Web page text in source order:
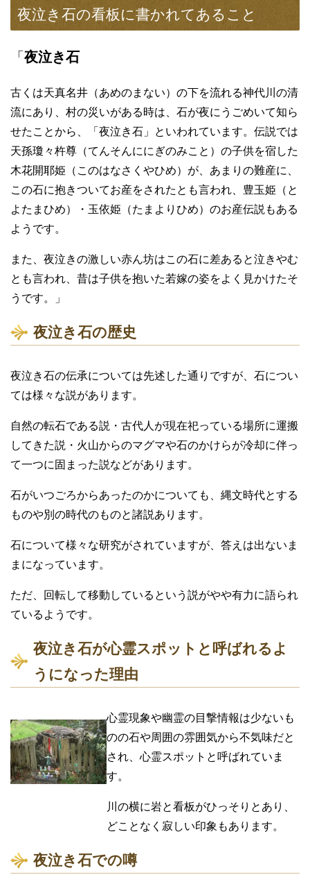
夜泣き石の看板に書かれてあること
「 夜泣き石
古くは天真名井（あめのまない）の下を流れる神代川の清
流にあり、村の災いがある時は、石が夜にうごめいて知ら
せたことから、「夜泣き石」といわれています。伝説では
天孫瓊々杵尊（てんそんににぎのみこと）の子供を宿した
木花開耶姫（このはなさくやひめ）が、あまりの難産に、
この石に抱きついてお産をされたとも言われ、豊玉姫（と
よたまひめ）・玉依姫（たまよりひめ）のお産伝説もある
ようです。
また、夜泣きの激しい赤ん坊はこの石に差あると泣きやむ
とも言われ、昔は子供を抱いた若嫁の姿をよく見かけたそ
うです。」
夜泣き石の歴史
夜泣き石の伝承については先述した通りですが、石につい
ては様々な説があります。
自然の転石である説・古代人が現在祀っている場所に運搬
してきた説・火山からのマグマや石のかけらが冷却に伴っ
て一つに固まった説などがあります。
石がいつごろからあったのかについても、縄文時代とする
ものや別の時代のものと諸説あります。
石について様々な研究がされていますが、答えは出ないま
まになっています。
ただ、回転して移動しているという説がやや有力に語られ
ているようです。
夜泣き石が心霊スポットと呼ばれるよ
うになった理由
心霊現象や幽霊の目撃情報は少ないも
のの石や周囲の雰囲気から不気味だと
され、心霊スポットと呼ばれていま
す。
川の横に岩と看板がひっそりとあり、
どことなく寂しい印象もあります。
夜泣き石での噂